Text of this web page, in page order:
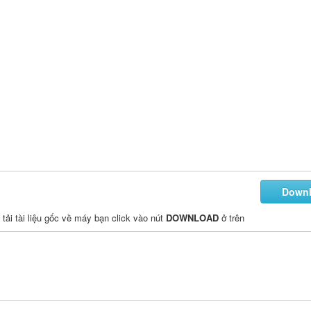
tải tài liệu gốc về máy bạn click vào nút DOWNLOAD ở trên